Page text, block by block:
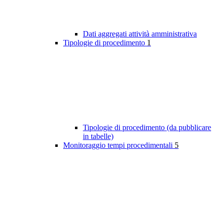
Dati aggregati attività amministrativa
Tipologie di procedimento 1
Tipologie di procedimento (da pubblicare
in tabelle)
Monitoraggio tempi procedimentali 5